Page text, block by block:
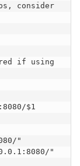
consider
if using
$1
"
"